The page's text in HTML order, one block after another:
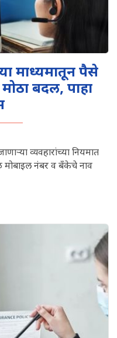
माध्यमातून पैसे
बदल, पाहा
व्यवहारांच्या नियमात
नंबर व बँकेचे नाव